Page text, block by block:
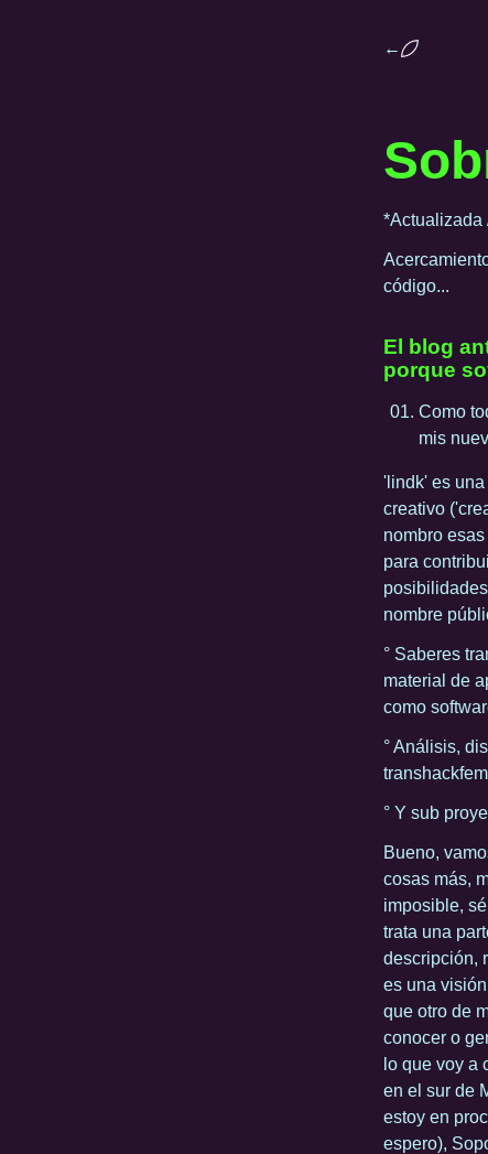
←
*Actualizada
código...
El blog
porque
Como
mis
'lindk' es
creativo
nombro
para
nombre
° Saberes
material de
como
° Análisis,
° Y sub
Bueno,
cosas más,
imposible,
trata una
descripción,
es una
que otro de
conocer o
lo que voy a
en el sur de
estoy en
espero),